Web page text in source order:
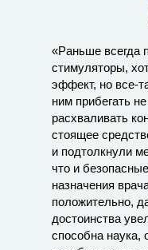
«Раньше всегда
стимуляторы,
эффект, но все-
ним прибегать
расхваливать
стоящее
и подтолкнули
что и
назначения
положительно,
достоинства
способна наука,